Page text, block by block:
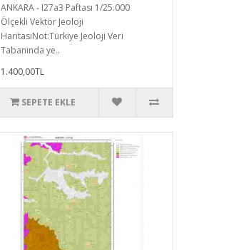
ANKARA - I27a3 Paftası 1/25.000
Ölçekli Vektör Jeoloji
HaritasıNot:Türkiye Jeoloji Veri
Tabanında ye..
1.400,00TL
SEPETE EKLE